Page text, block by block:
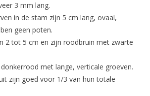
3 mm lang.
in de stam zijn 5 cm lang, ovaal,
geen poten.
2 tot 5 cm en zijn roodbruin met zwarte
met lange, verticale groeven.
zijn goed voor 1/3 van hun totale